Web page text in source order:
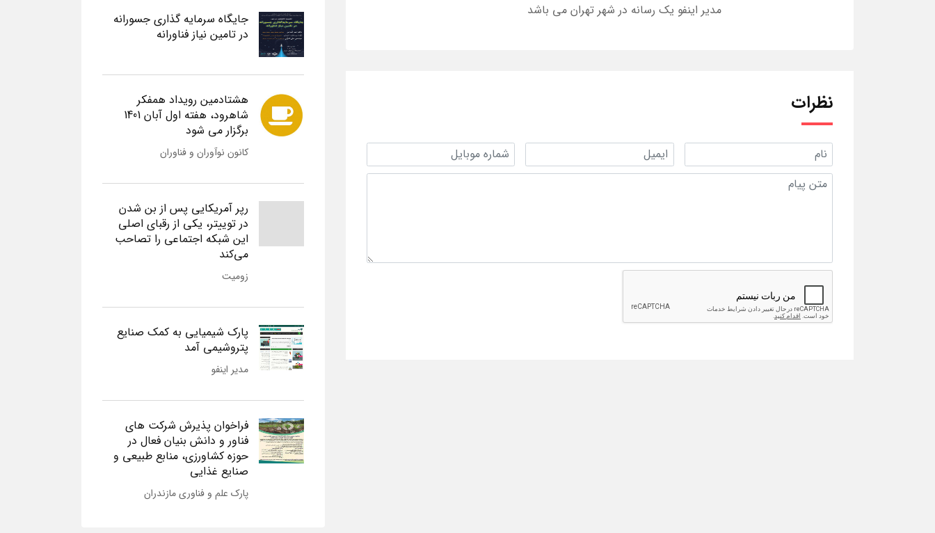
مدیر اینفو یک رسانه در شهر تهران می باشد
نظرات
جایگاه سرمایه گذاری جسورانه
در تامین نیاز فناورانه
هشتادمین رویداد همفکر
شاهرود، هفته اول آبان 1401
برگزار می شود
کانون نوآوران و فناوران
رپر آمریکایی پس از بن شدن
در توییتر، یکی از رقبای اصلی
این شبکه اجتماعی را تصاحب
می‌کند
زومیت
پارک شیمیایی به کمک صنایع
پتروشیمی آمد
مدیر اینفو
فراخوان پذیرش شرکت های
فناور و دانش بنیان فعال در
حوزه کشاورزی، منابع طبیعی و
صنایع غذایی
پارک علم و فناوری مازندران